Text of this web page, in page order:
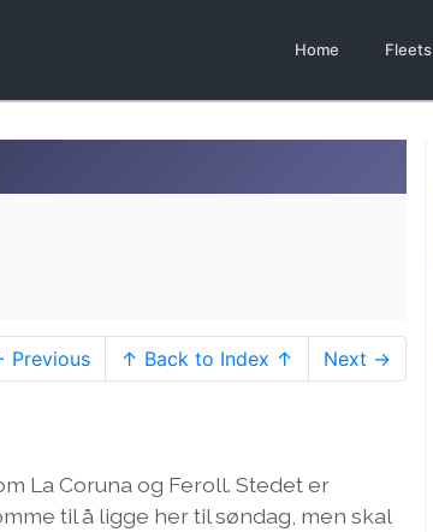
Home Fleets
Previous ↑ Back to Index ↑ Next →
La Coruna og Feroll. Stedet er
til å ligge her til søndag, men skal